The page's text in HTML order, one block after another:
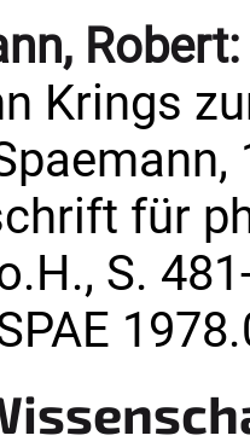
Robert:
Krings
für
S.